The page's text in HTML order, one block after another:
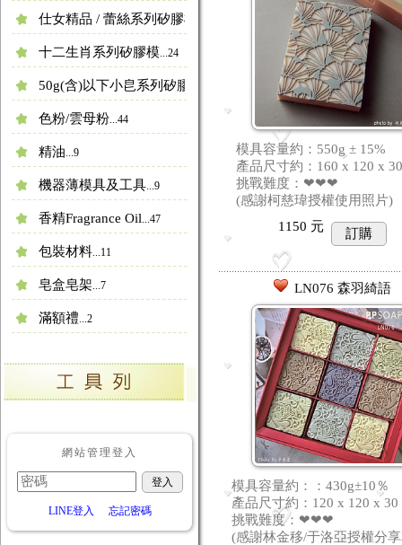
仕女精品 / 蕾絲系列矽膠模具
十二生肖系列矽膠模...24
50g(含)以下小皀系列矽膠模具
色粉/雲母粉...44
精油...9
機器薄模具及工具...9
香精Fragrance Oil...47
包裝材料...11
皂盒皂架...7
滿額禮...2
網站管理登入
LINE登入 忘記密碼
模具容量約：550g ± 15%
產品尺寸約：160 x 120 x
挑戰難度：❤❤❤
(感謝柯慈瑋授權使用照片)
1150 元 訂購
LN076 森羽綺語
模具容量約：：430g±10％
產品尺寸約：120 x 120 x 30
挑戰難度：❤❤❤
(感謝林金移/于洛亞授權分